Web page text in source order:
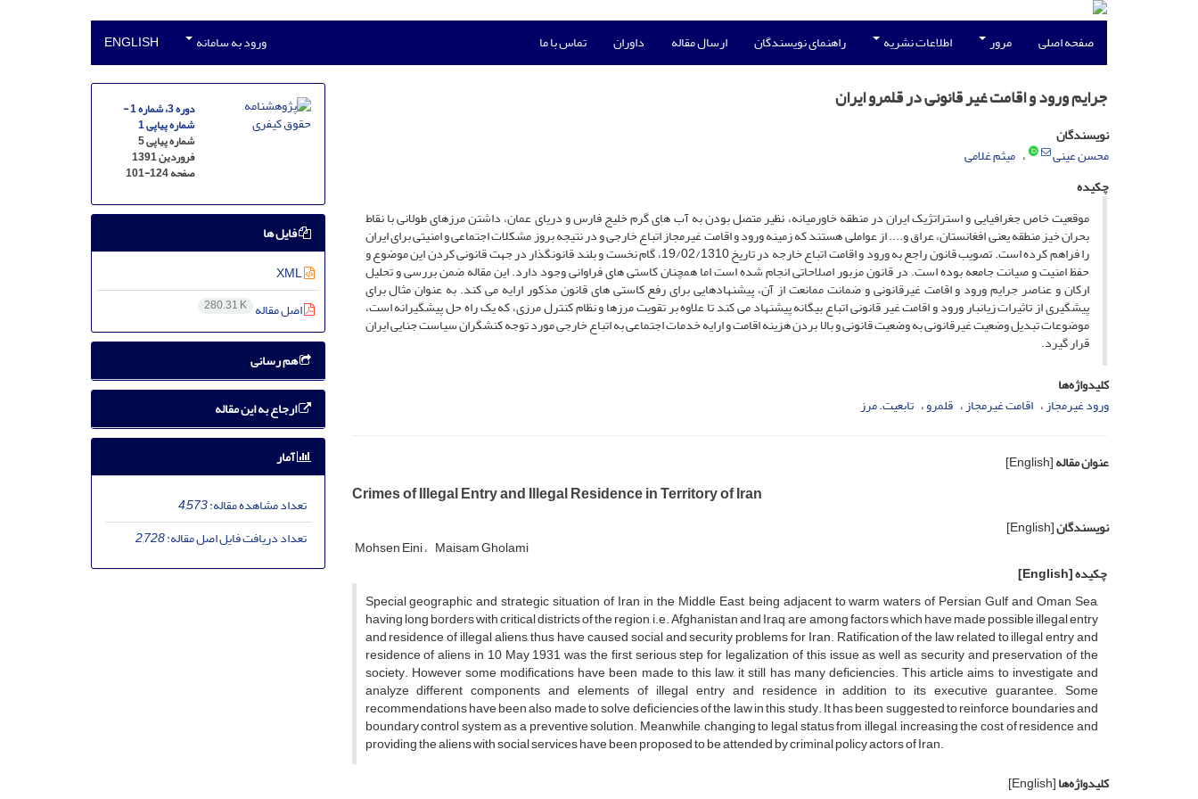
صفحه اصلی مرور اطلاعات نشریه راهنمای نویسندگان ارسال مقاله داوران تماس با ما ورود به سامانه ENGLISH
جرایم ورود و اقامت غیر قانونی در قلمرو ایران
نویسندگان
محسن عینی
میثم غلامی
چکیده
موقعیت خاص جغرافیایی و استراتژیک ایران در منطقه خاورمیانه، نظیر متصل بودن به آب های گرم خلیج فارس و دریای عمان، داشتن مرزهای طولانی با نقاط
بحران خیز منطقه یعنی افغانستان، عراق و.... از عواملی هستند که زمینه ورود و اقامت غیرمجاز اتباع خارجی و در نتیجه بروز مشکلات اجتماعی و امنیتی برای ایران
را فراهم کرده است. تصویب قانون راجع به ورود و اقامت اتباع خارجه در تاریخ 19/02/1310، گام نخست و بلند قانونگذار در جهت قانونی کردن این موضوع و
حفظ امنیت و صیانت جامعه بوده است. در قانون مزبور اصلاحاتی انجام شده است اما همچنان کاستی های فراوانی وجود دارد. این مقاله ضمن بررسی و تحلیل
ارکان و عناصر جرایم ورود و اقامت غیرقانونی و ضمانت ممانعت از آن، پیشنهادهایی برای رفع کاستی های قانون مذکور ارایه می کند. به عنوان مثال برای
پیشگیری از تاثیرات زیانبار ورود و اقامت غیر قانونی اتباع بیگانه پیشنهاد می کند تا علاوه بر تقویت مرزها و نظام کنترل مرزی، که یک راه حل پیشگیرانه است،
موضوعات تبدیل وضعیت غیرقانونی به وضعیت قانونی و بالا بردن هزینه اقامت و ارایه خدمات اجتماعی به اتباع خارجی مورد توجه کنشگران سیاست جنایی ایران
قرار گیرد.
کلیدواژه‌ها
ورود غیرمجاز اقامت غیرمجاز قلمرو تابعیت. مرز
عنوان مقاله[English]
Crimes of Illegal Entry and Illegal Residence in Territory of Iran
نویسندگان[English]
Mohsen Eini Maisam Gholami
چکیده[English]
Special geographic and strategic situation of Iran in the Middle East, being adjacent to warm waters of Persian Gulf and Oman Sea,
having long borders with critical districts of the region, i.e. Afghanistan and Iraq, are among factors which have made possible illegal entry
and residence of illegal aliens, thus have caused social and security problems for Iran. Ratification of the law related to illegal entry and
residence of aliens in 10 May 1931 was the first serious step for legalization of this issue as well as security and preservation of the
society. However some modifications have been made to this law, it still has many deficiencies. This article aims to investigate and
analyze different components and elements of illegal entry and residence in addition to its executive guarantee. Some
recommendations have been also made to solve deficiencies of the law in this study. It has been suggested to reinforce boundaries and
boundary control system as a preventive solution. Meanwhile, changing to legal status from illegal, increasing the cost of residence and
providing the aliens with social services have been proposed to be attended by criminal policy actors of Iran.
کلیدواژه‌ها[English]
دوره 3، شماره 1 -
شماره پیاپی 1
شماره پیاپی 5
فروردین 1391
صفحه101-124
فایل ها
XML
اصل مقاله 280.31 K
هم رسانی
ارجاع به این مقاله
آمار
تعداد مشاهده مقاله:4,573
تعداد دریافت فایل اصل مقاله:2,728